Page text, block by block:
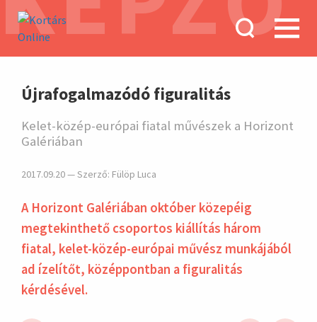
Újrafogalmazódó figuralitás
Kelet-közép-európai fiatal művészek a Horizont
Galériában
2017.09.20 — Szerző: Fülöp Luca
A Horizont Galériában október közepéig
megtekinthető csoportos kiállítás három
fiatal, kelet-közép-európai művész munkájából
ad ízelítőt, középpontban a figuralitás
kérdésével.